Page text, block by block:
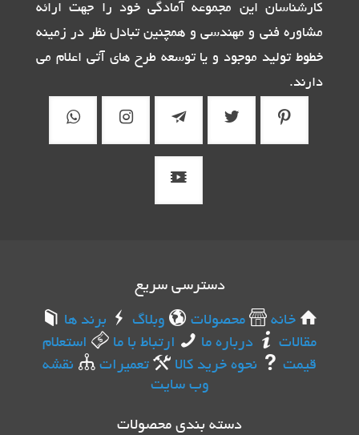
کارشناسان این مجموعه آمادگی خود را جهت ارائه
مشاوره فنی و مهندسی و همچنین تبادل نظر در زمینه
خطوط تولید موجود و یا توسعه طرح های آتی اعلام می
دارند.
دسترسی سریع
خانه
محصولات وبلاگ
برند ها
مقالات
درباره ما ارتباط با ما
استعلام
قیمت
نحوه خرید کالا تعمیرات
نقشه
وب سایت
دسته بندی محصولات